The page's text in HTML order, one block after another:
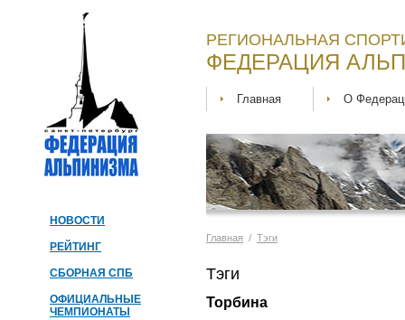
НОВОСТИ
РЕЙТИНГ
СБОРНАЯ СПБ
ОФИЦИАЛЬНЫЕ
ЧЕМПИОНАТЫ
РЕГИОНАЛЬНАЯ
ФЕДЕРАЦИЯ
Главная О
Главная / Тэги
Тэги
Торбина